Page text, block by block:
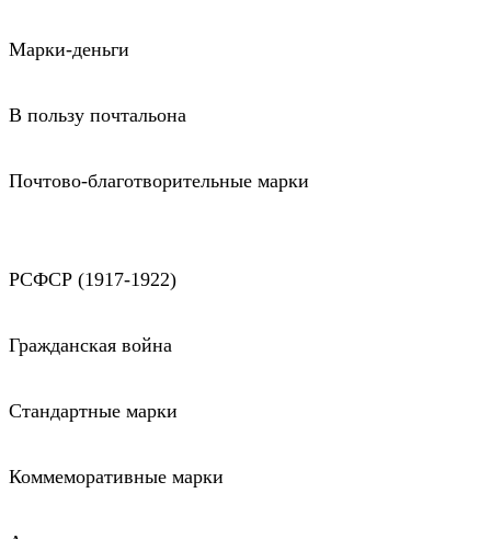
Марки-деньги
В пользу почтальона
Почтово-благотворительные марки
РСФСР (1917-1922)
Гражданская война
Стандартные марки
Коммеморативные марки